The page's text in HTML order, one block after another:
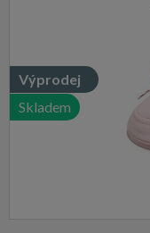
Výprodej
Skladem